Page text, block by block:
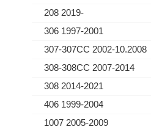
208 2019-
306 1997-2001
307-307CC 2002-10.2008
308-308CC 2007-2014
308 2014-2021
406 1999-2004
1007 2005-2009